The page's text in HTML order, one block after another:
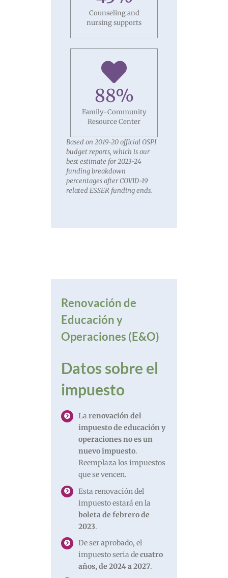
Counseling and
nursing supports
88%
Family-Community
Resource Center
Based on 2019-20 official OSPI
budget reports, which is our
best estimate for 2023-24
funding breakdown
percentages after COVID-19
related ESSER funding ends.
Renovación de
Educación y
Operaciones (E&O)
Datos sobre el
impuesto
La renovación del
impuesto de educación y
operaciones no es un
nuevo impuesto.
Reemplaza los impuestos
que se vencen.
Esta renovación del
impuesto estará en la
boleta de febrero de
2023.
De ser aprobado, el
impuesto seria decuatro
años, de 2024 a 2027.